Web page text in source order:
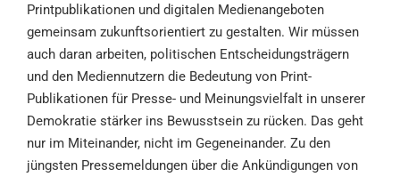
Printpublikationen und digitalen Medienangeboten
gemeinsam zukunftsorientiert zu gestalten. Wir müssen
auch daran arbeiten, politischen Entscheidungsträgern
und den Mediennutzern die Bedeutung von Print-
Publikationen für Presse- und Meinungsvielfalt in unserer
Demokratie stärker ins Bewusstsein zu rücken. Das geht
nur im Miteinander, nicht im Gegeneinander. Zu den
jüngsten Pressemeldungen über die Ankündigungen von